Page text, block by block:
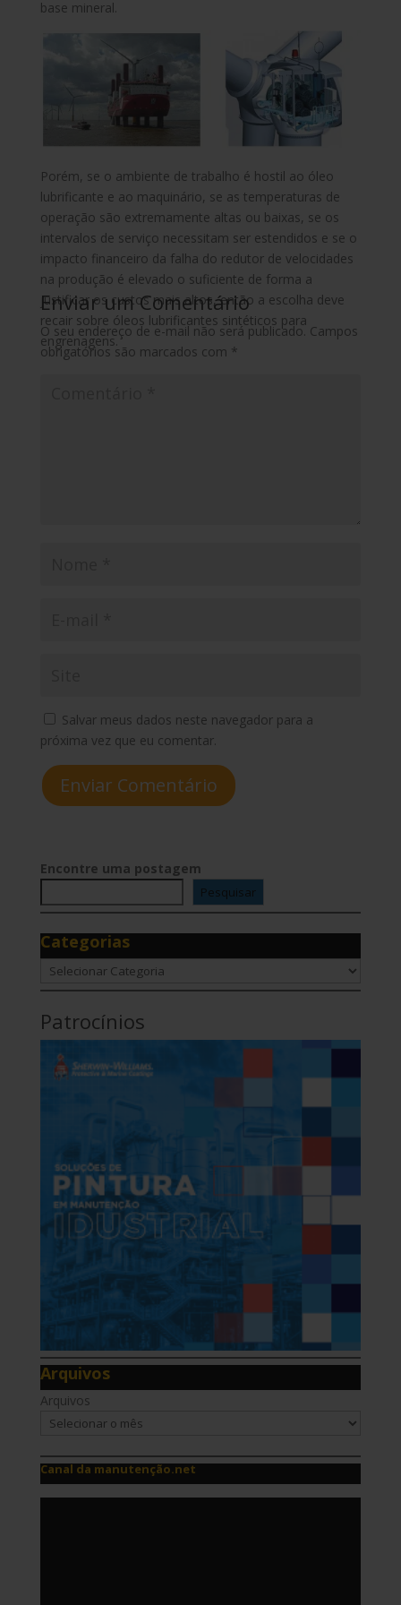
base mineral.
Porém, se o ambiente de trabalho é hostil ao óleo
lubrificante e ao maquinário, se as temperaturas de
operação são extremamente altas ou baixas, se os
intervalos de serviço necessitam ser estendidos e se o
impacto financeiro da falha do redutor de velocidades
na produção é elevado o suficiente de forma a
justificar os custos mais altos, então a escolha deve
recair sobre óleos lubrificantes sintéticos para
engrenagens.
Enviar um Comentário
O seu endereço de e-mail não será publicado. Campos
obrigatórios são marcados com *
Salvar meus dados neste navegador para a
próxima vez que eu comentar.
Enviar Comentário
Encontre uma postagem
Pesquisar
Categorias
Categorias
Patrocínios
Arquivos
Arquivos
Canal da manutenção.net